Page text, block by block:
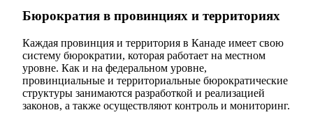
Бюрократия в провинциях и территориях
Каждая провинция и территория в Канаде имеет свою
систему бюрократии, которая работает на местном
уровне. Как и на федеральном уровне,
провинциальные и территориальные бюрократические
структуры занимаются разработкой и реализацией
законов, а также осуществляют контроль и мониторинг.